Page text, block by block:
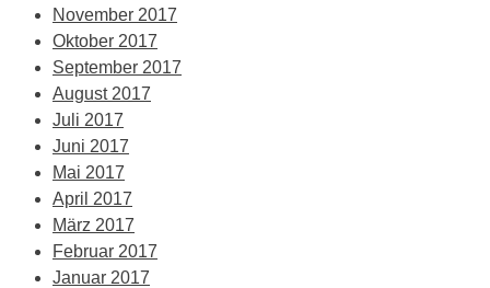
November 2017
Oktober 2017
September 2017
August 2017
Juli 2017
Juni 2017
Mai 2017
April 2017
März 2017
Februar 2017
Januar 2017